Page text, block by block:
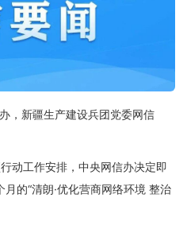
，新疆生产建设兵团党委网信
动工作安排，中央网信办决定即
的“清朗·优化营商网络环境 整治